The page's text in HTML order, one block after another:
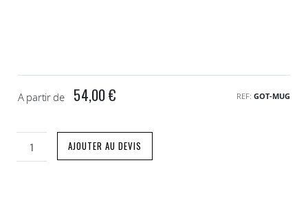
A partir de 54,00 € REF GOT-MUG
AJOUTER AU DEVIS